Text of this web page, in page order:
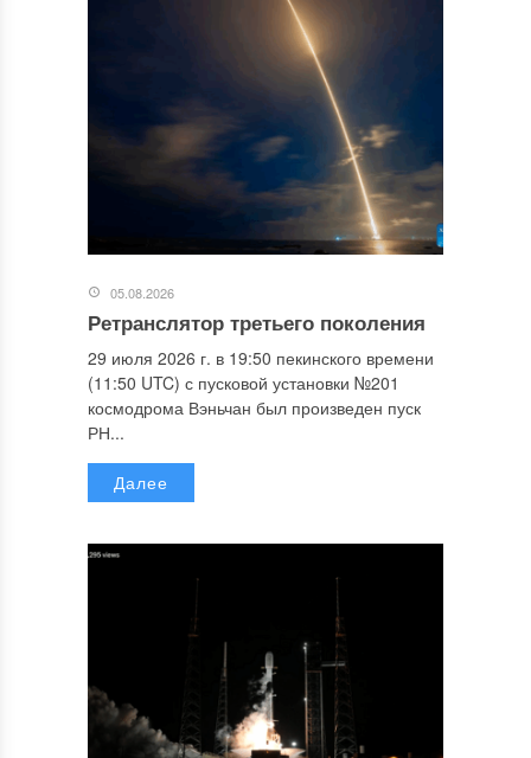
05.08.2026
Ретранслятор третьего поколения
29 июля 2026 г. в 19:50 пекинского времени
(11:50 UTC) с пусковой установки №201
космодрома Вэньчан был произведен пуск
РН...
Далее